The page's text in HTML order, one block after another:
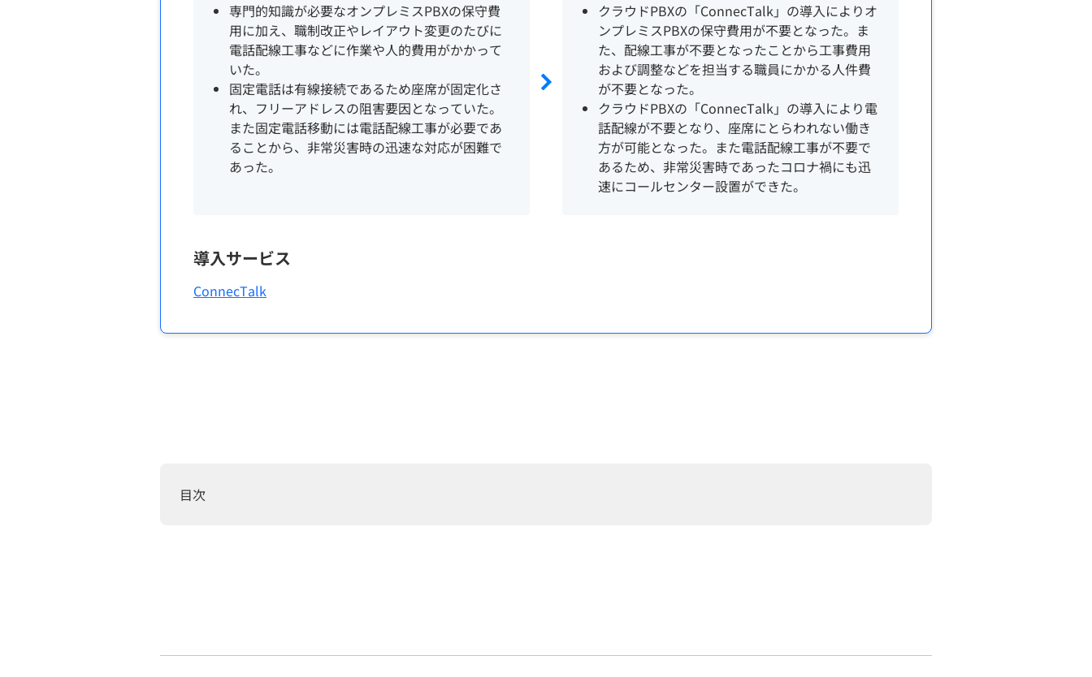
専門的知識が必要なオンプレミスPBXの保守費
用に加え、職制改正やレイアウト変更のたびに
電話配線工事などに作業や人的費用がかかって
いた。
固定電話は有線接続であるため座席が固定化さ
れ、フリーアドレスの阻害要因となっていた。
また固定電話移動には電話配線工事が必要であ
ることから、非常災害時の迅速な対応が困難で
あった。
クラウドPBXの「ConnecTalk」の導入によりオ
ンプレミスPBXの保守費用が不要となった。ま
た、配線工事が不要となったことから工事費用
および調整などを担当する職員にかかる人件費
が不要となった。
クラウドPBXの「ConnecTalk」の導入により電
話配線が不要となり、座席にとらわれない働き
方が可能となった。また電話配線工事が不要で
あるため、非常災害時であったコロナ禍にも迅
速にコールセンター設置ができた。
導入サービス
ConnecTalk
目次